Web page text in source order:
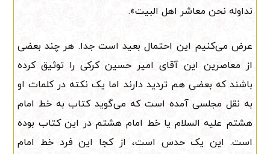
نداوله نحن معاشر اهل البیت».
عرض می‌کنیم این احتمال بعید است جدا. هر چند بعضی
از معاصرین این آقای امیر حسین کرکی را توثیق کرده
باشند که بعضی هم تردید دارند اما یک نکته در کلمات او
به نقل مجلسی آمده است که می‌گوید کتاب به خط امام
هشتم علیه السلام یا خط امام هشتم در این کتاب بوده
است. این یک حدس است، از کجا این فرد خط امام